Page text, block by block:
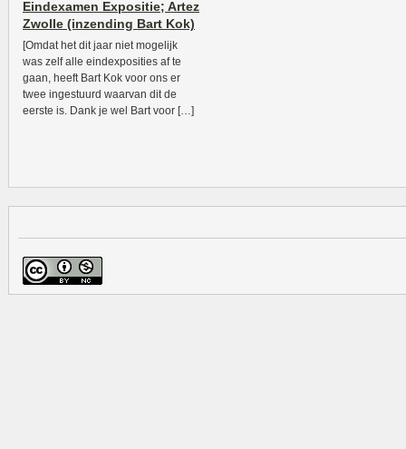
Eindexamen Expositie; Artez
Zwolle (inzending Bart Kok)
[Omdat het dit jaar niet mogelijk
was zelf alle eindexposities af te
gaan, heeft Bart Kok voor ons er
twee ingestuurd waarvan dit de
eerste is. Dank je wel Bart voor […]